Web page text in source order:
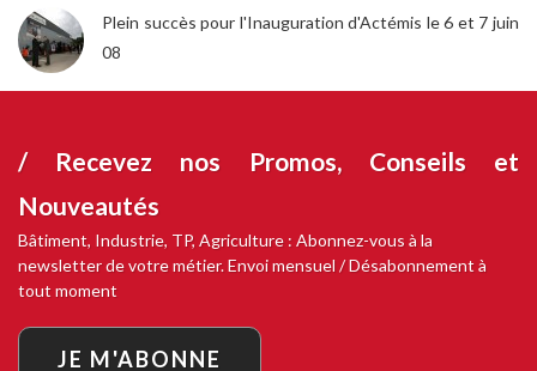
Plein succès pour l'Inauguration d'Actémis le 6 et 7 juin
08
/ Recevez nos Promos, Conseils et
Nouveautés
Bâtiment, Industrie, TP, Agriculture : Abonnez-vous à la
newsletter de votre métier. Envoi mensuel / Désabonnement à
tout moment
JE M'ABONNE